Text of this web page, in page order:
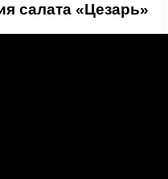
салата «Цезарь»